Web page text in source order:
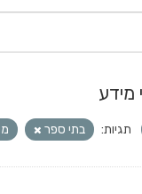
תגיות: בתי ספר